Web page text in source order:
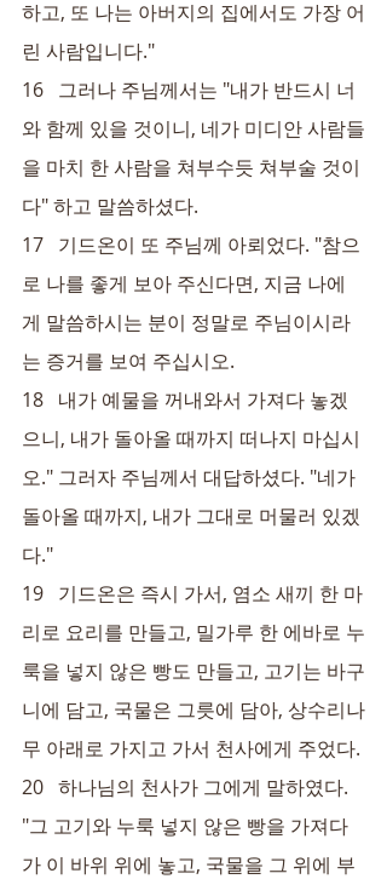
하고, 또 나는 아버지의 집에서도 가장 어
린 사람입니다."
16   그러나 주님께서는 "내가 반드시 너
와 함께 있을 것이니, 네가 미디안 사람들
을 마치 한 사람을 쳐부수듯 쳐부술 것이
다" 하고 말씀하셨다.
17   기드온이 또 주님께 아뢰었다. "참으
로 나를 좋게 보아 주신다면, 지금 나에
게 말씀하시는 분이 정말로 주님이시라
는 증거를 보여 주십시오.
18   내가 예물을 꺼내와서 가져다 놓겠
으니, 내가 돌아올 때까지 떠나지 마십시
오." 그러자 주님께서 대답하셨다. "네가
돌아올 때까지, 내가 그대로 머물러 있겠
다."
19   기드온은 즉시 가서, 염소 새끼 한 마
리로 요리를 만들고, 밀가루 한 에바로 누
룩을 넣지 않은 빵도 만들고, 고기는 바구
니에 담고, 국물은 그릇에 담아, 상수리나
무 아래로 가지고 가서 천사에게 주었다.
20   하나님의 천사가 그에게 말하였다.
"그 고기와 누룩 넣지 않은 빵을 가져다
가 이 바위 위에 놓고, 국물을 그 위에 부